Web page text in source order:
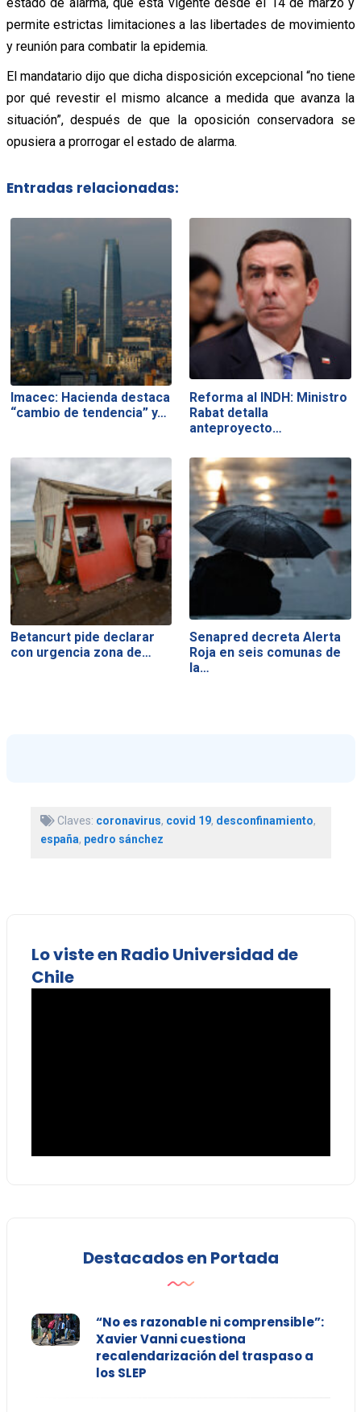
permite estrictas limitaciones a las libertades de movimiento
y reunión para combatir la epidemia.
El mandatario dijo que dicha disposición excepcional “no tiene
por qué revestir el mismo alcance a medida que avanza la
situación”, después de que la oposición conservadora se
opusiera a prorrogar el estado de alarma.
Entradas relacionadas:
Imacec: Hacienda destaca
“cambio de tendencia” y…
Reforma al INDH: Ministro
Rabat detalla
anteproyecto…
Betancurt pide declarar
con urgencia zona de…
Senapred decreta Alerta
Roja en seis comunas de
la…
Claves: coronavirus, covid 19, desconfinamiento,
españa, pedro sánchez
Lo viste en Radio Universidad de
Chile
Destacados en Portada
“No es razonable ni comprensible”:
Xavier Vanni cuestiona
recalendarización del traspaso a
los SLEP